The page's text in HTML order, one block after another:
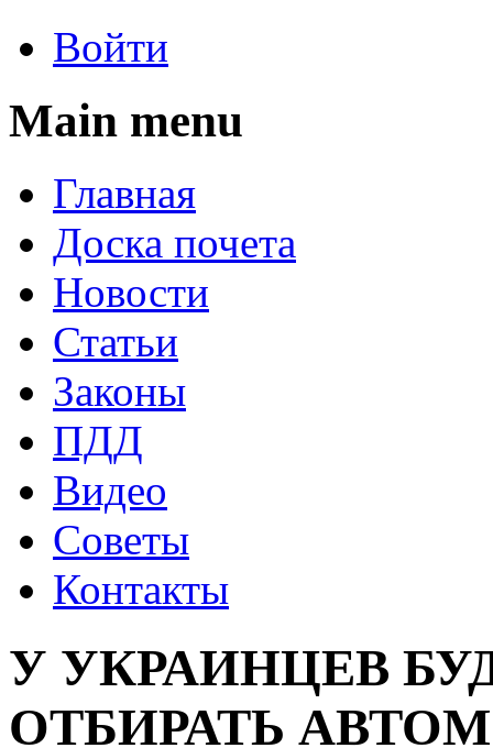
Войти
Main menu
Главная
Доска почета
Новости
Статьи
Законы
ПДД
Видео
Советы
Контакты
У УКРАИНЦЕВ
ОТБИРАТЬ